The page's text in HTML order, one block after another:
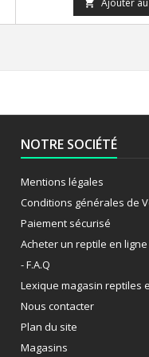
 Ajouter
NOTRE SOCIÉTÉ
Mentions légales
Conditions générales de
Paiement sécurisé
Acheter un reptile en
- F.A.Q
Lexique magasin reptiles
Nous contacter
Plan du site
Magasins